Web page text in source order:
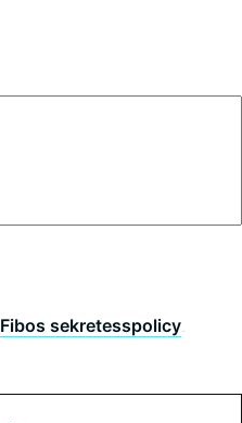
Fibos sekretesspolicy.